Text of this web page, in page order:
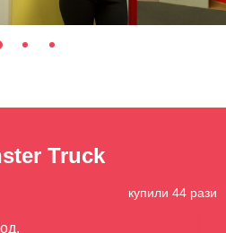
Truck
купили 44 рази